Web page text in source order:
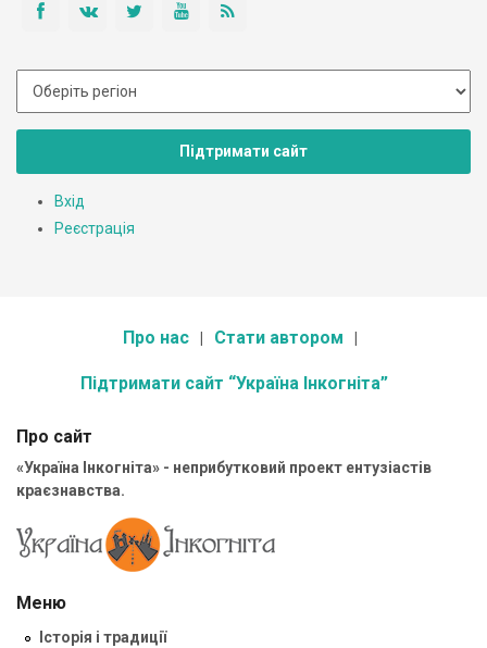
Підтримати сайт
Вхід
Реєстрація
Про нас Стати автором
Підтримати сайт “Україна Інкогніта”
Про сайт
«Україна Інкогніта» - неприбутковий проект ентузіастів
краєзнавства.
Меню
Історія і традиції